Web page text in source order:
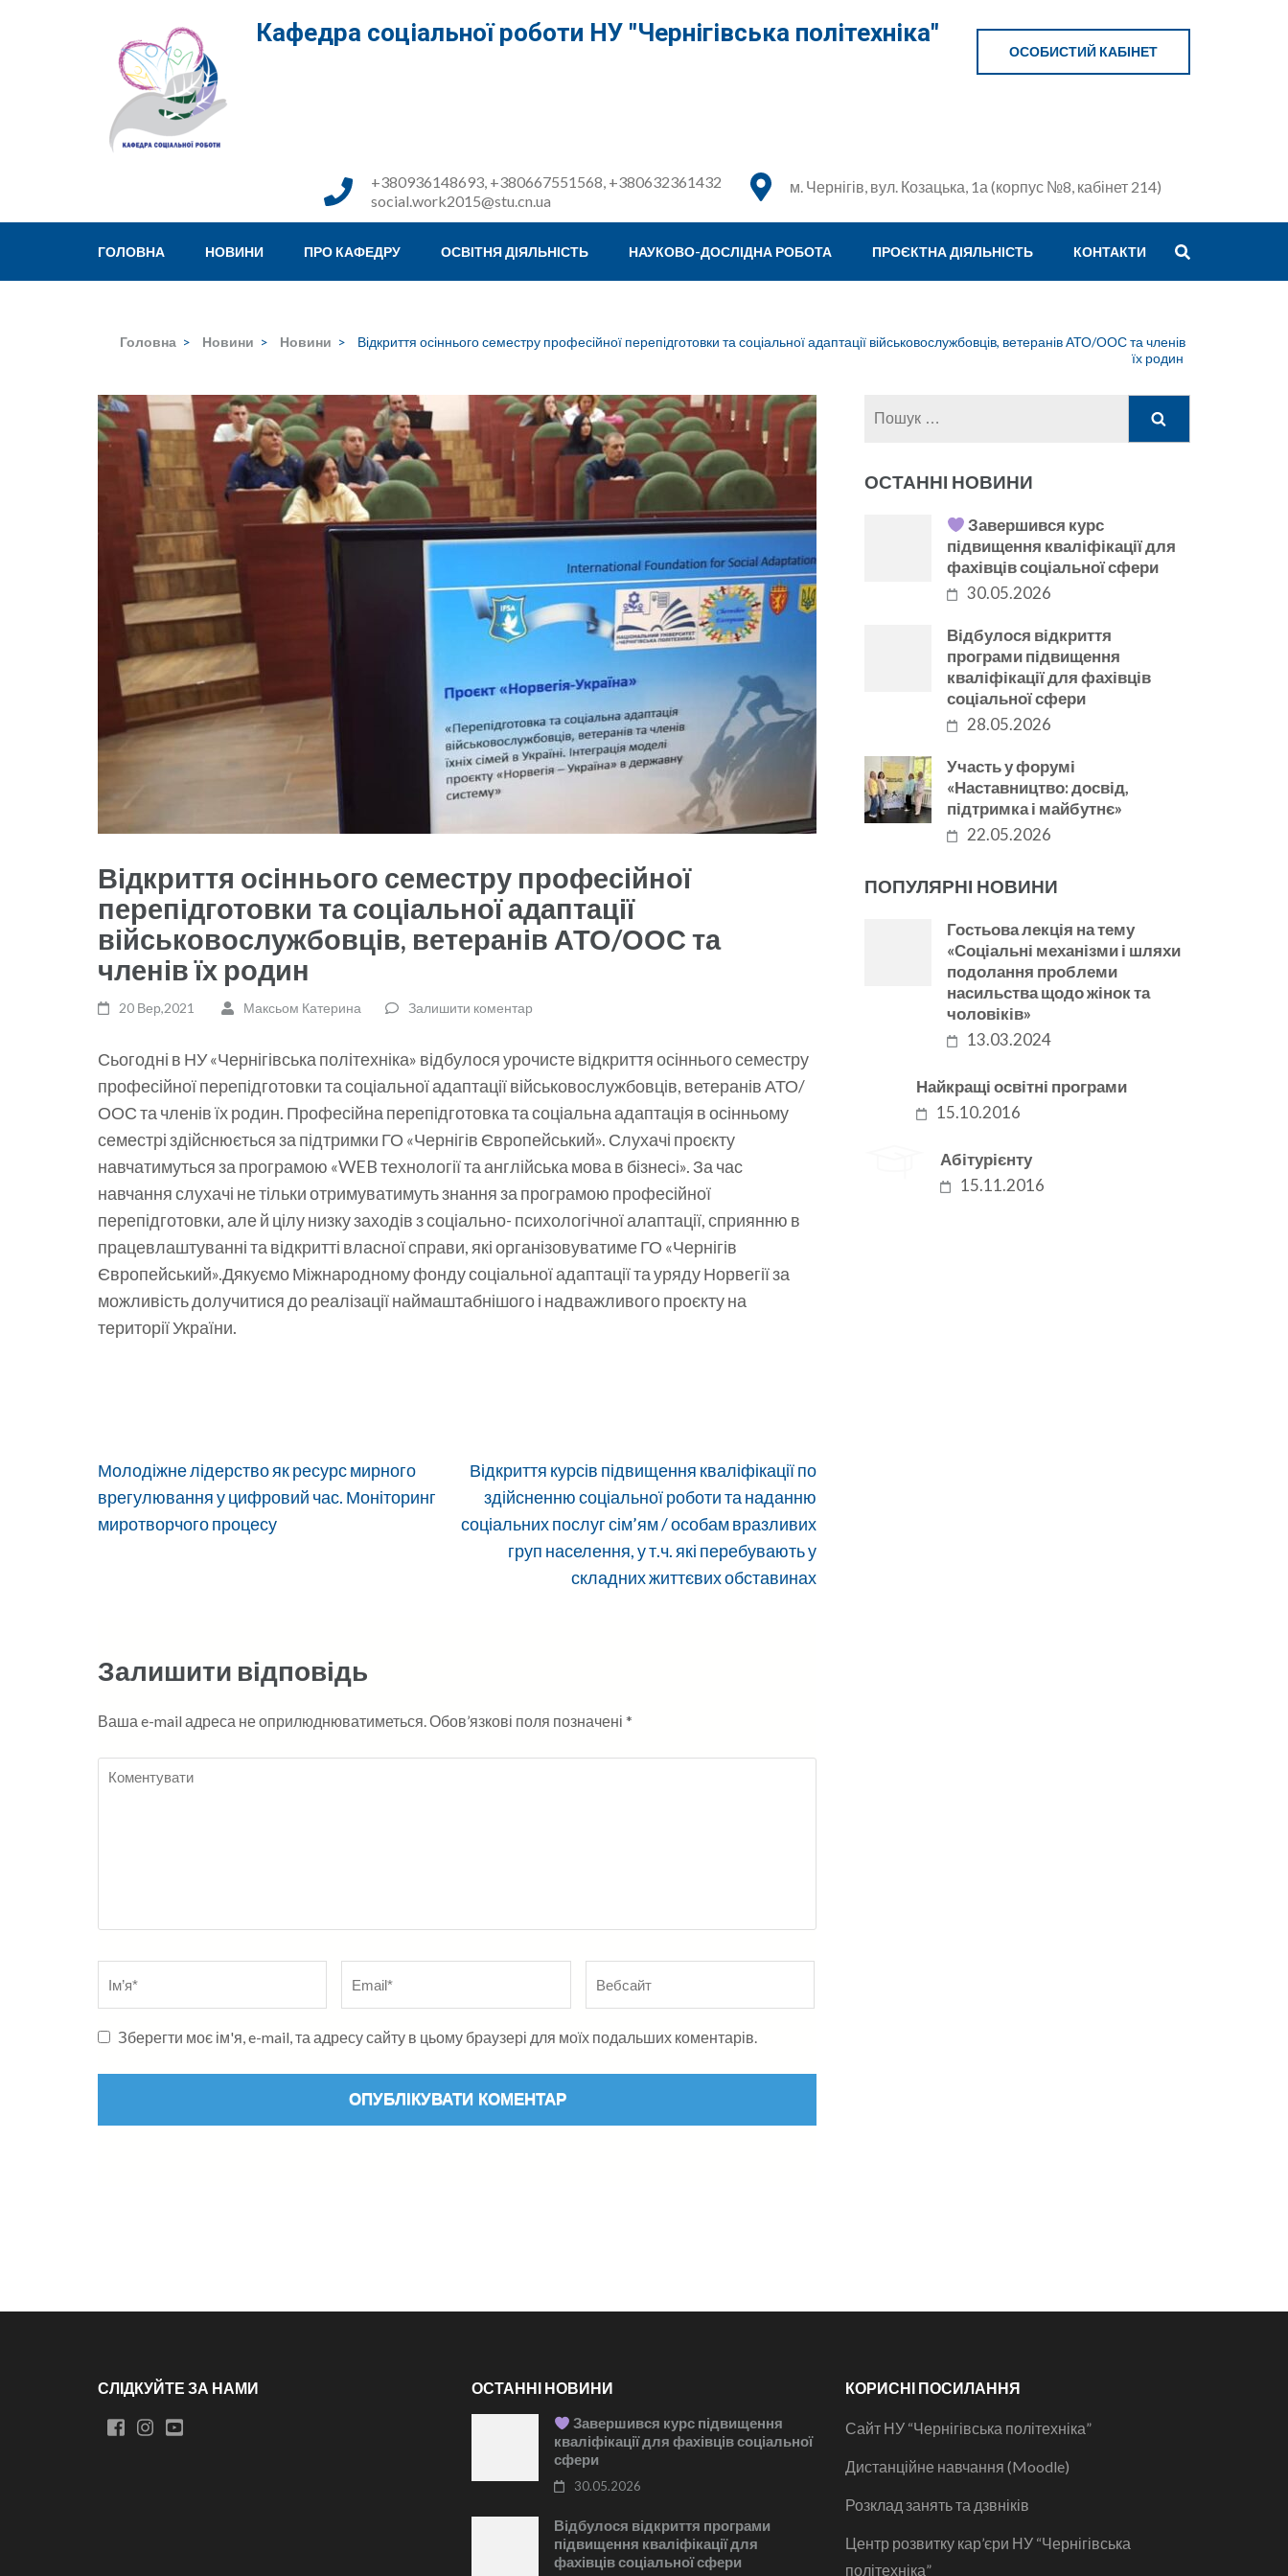
Кафедра соціальної роботи НУ "Чернігівська політехніка"
ОСОБИСТИЙ КАБІНЕТ
м. Чернігів, вул. Козацька, 1а (корпус №8, кабінет 214)
+380936148693, +380667551568, +380632361432
social.work2015@stu.cn.ua
ГОЛОВНА НОВИНИ ПРО КАФЕДРУ ОСВІТНЯ ДІЯЛЬНІСТЬ НАУКОВО-ДОСЛІДНА РОБОТА ПРОЄКТНА ДІЯЛЬНІСТЬ КОНТАКТИ
Головна > Новини > Новини >
Відкриття осіннього семестру професійної перепідготовки та соціальної адаптації військовослужбовців, ветеранів АТО/ООС та членів
їх родин
Відкриття осіннього семестру професійної
перепідготовки та соціальної адаптації
військовослужбовців, ветеранів АТО/ООС та
членів їх родин
20 Вер,2021 Максьом Катерина Залишити коментар
Сьогодні в НУ «Чернігівська політехніка» відбулося урочисте відкриття осіннього семестру
професійної перепідготовки та соціальної адаптації військовослужбовців, ветеранів АТО/
ООС та членів їх родин. Професійна перепідготовка та соціальна адаптація в осінньому
семестрі здійснюється за підтримки ГО «Чернігів Європейський». Слухачі проєкту
навчатимуться за програмою «WEB технології та англійська мова в бізнесі». За час
навчання слухачі не тільки отримуватимуть знання за програмою професійної
перепідготовки, але й цілу низку заходів з соціально- психологічної алаптації, сприянню в
працевлаштуванні та відкритті власної справи, які організовуватиме ГО «Чернігів
Європейський».Дякуємо Міжнародному фонду соціальної адаптації та уряду Норвегії за
можливість долучитися до реалізації наймаштабнішого і надважливого проєкту на
території України.
Навігація
записів
Молодіжне лідерство як ресурс мирного
врегулювання у цифровий час. Моніторинг
миротворчого процесу
Відкриття курсів підвищення кваліфікації по
здійсненню соціальної роботи та наданню
соціальних послуг сім’ям / особам вразливих
груп населення, у т.ч. які перебувають у
складних життєвих обставинах
Залишити відповідь
Ваша e-mail адреса не оприлюднюватиметься.Обов’язкові поля позначені *
Коментувати
Зберегти моє ім'я, e-mail, та адресу сайту в цьому браузері для моїх подальших коментарів.
Пошук:
ОСТАННІ НОВИНИ
Завершився курс
підвищення кваліфікації для
фахівців соціальної сфери
30.05.2026
Відбулося відкриття
програми підвищення
кваліфікації для фахівців
соціальної сфери
28.05.2026
Участь у форумі
«Наставництво: досвід,
підтримка і майбутнє»
22.05.2026
ПОПУЛЯРНІ НОВИНИ
Гостьова лекція на тему
«Соціальні механізми і шляхи
подолання проблеми
насильства щодо жінок та
чоловіків»
13.03.2024
Найкращі освітні програми
15.10.2016
Абітурієнту
15.11.2016
СЛІДКУЙТЕ ЗА НАМИ ОСТАННІ НОВИНИ
Завершився курс підвищення
кваліфікації для фахівців соціальної
сфери
30.05.2026
Відбулося відкриття програми
підвищення кваліфікації для
фахівців соціальної сфери
КОРИСНІ ПОСИЛАННЯ
Сайт НУ “Чернігівська політехніка”
Дистанційне навчання (Moodle)
Розклад занять та дзвніків
Центр розвитку кар’єри НУ “Чернігівська
політехніка”